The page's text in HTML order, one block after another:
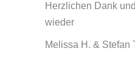
Herzlichen Dank
wieder
Melissa H. & Stefan